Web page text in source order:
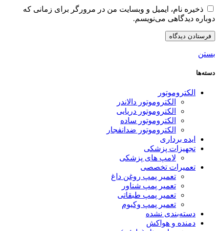
ذخیره نام، ایمیل و وبسایت من در مرورگر برای زمانی که
دوباره دیدگاهی می‌نویسم.
بستن
دسته‌ها
الکتروموتور
الکتروموتور دالاندر
الکتروموتور دریایی
الکتروموتور ساده
الکتروموتور ضدانفجار
ایده برداری
تجهیزات پزشکی
لامپ های پزشکی
تعمیرات تخصصی
تعمیر پمپ روغن داغ
تعمیر پمپ شناور
تعمیر پمپ طبقاتی
تعمیر پمپ وکیوم
دسته‌بندی نشده
دمنده و هواکش